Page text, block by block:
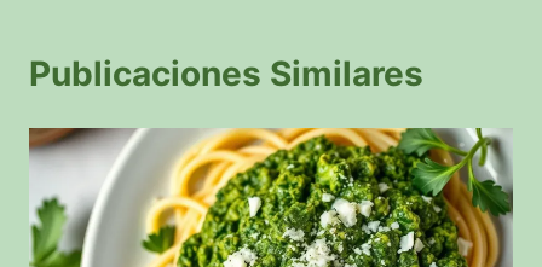
Publicaciones Similares